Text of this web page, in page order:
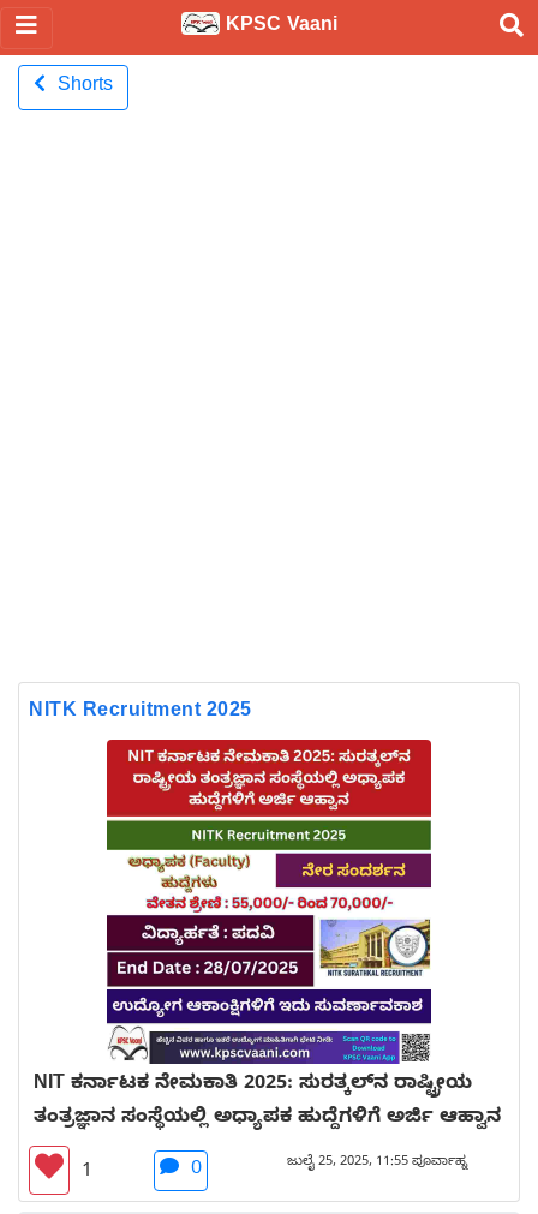
KPSC Vaani
Shorts
NITK Recruitment 2025
NIT ಕರ್ನಾಟಕ ನೇಮಕಾತಿ 2025: ಸುರತ್ಕಲ್‌ನ ರಾಷ್ಟ್ರೀಯ
ತಂತ್ರಜ್ಞಾನ ಸಂಸ್ಥೆಯಲ್ಲಿ ಅಧ್ಯಾಪಕ ಹುದ್ದೆಗಳಿಗೆ ಅರ್ಜಿ ಆಹ್ವಾನ
1 0 ಜುಲೈ 25, 2025, 11:55 ಪೂರ್ವಾಹ್ನ